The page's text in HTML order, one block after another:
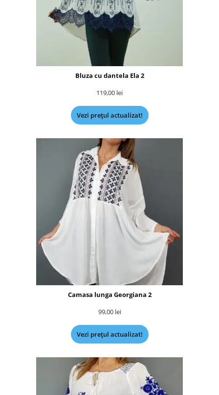
Bluza cu dantela Ela 2
119,00 lei
Vezi prețul actualizat!
Camasa lunga Georgiana 2
99,00 lei
Vezi prețul actualizat!